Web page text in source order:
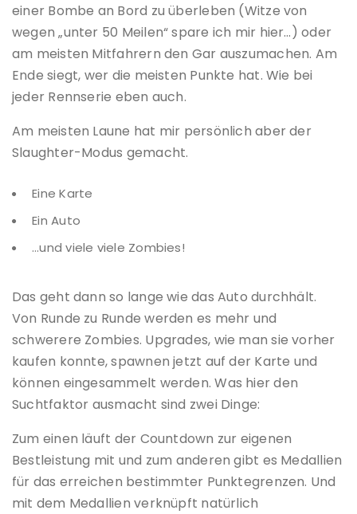
einer Bombe an Bord zu überleben (Witze von
wegen „unter 50 Meilen“ spare ich mir hier…) oder
am meisten Mitfahrern den Gar auszumachen. Am
Ende siegt, wer die meisten Punkte hat. Wie bei
jeder Rennserie eben auch.
Am meisten Laune hat mir persönlich aber der
Slaughter-Modus gemacht.
Eine Karte
Ein Auto
…und viele viele Zombies!
Das geht dann so lange wie das Auto durchhält.
Von Runde zu Runde werden es mehr und
schwerere Zombies. Upgrades, wie man sie vorher
kaufen konnte, spawnen jetzt auf der Karte und
können eingesammelt werden. Was hier den
Suchtfaktor ausmacht sind zwei Dinge:
Zum einen läuft der Countdown zur eigenen
Bestleistung mit und zum anderen gibt es Medallien
für das erreichen bestimmter Punktegrenzen. Und
mit dem Medallien verknüpft natürlich